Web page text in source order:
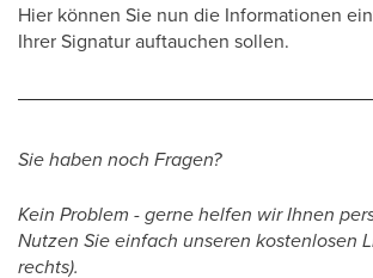
Hier können Sie nun die Informationen
Ihrer Signatur auftauchen sollen.
Sie haben noch Fragen?
Kein Problem - gerne helfen wir Ihnen
Nutzen Sie einfach unseren kostenlosen
rechts).